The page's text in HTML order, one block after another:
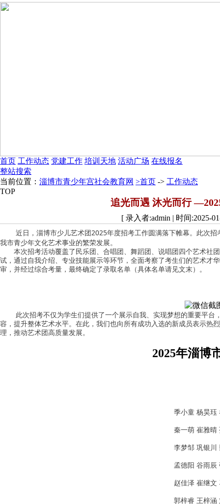
首页 工作动态 党建工作 培训天地 活动广场 在线报名
整站搜索
当前位置： 淄博市青少年宫社会教育网 >首页 -> 工作动态
TOP
追光而遇 沐光而行
[ 录入者:admin | 时间:2025-
近日，淄博市少儿艺术团2025年度招考工作圆满落下帷幕。此次招
我市青少年文化艺术事业的繁荣发展。
本次招考活动覆盖了民乐团、合唱团、舞蹈团、说唱团四个艺术社
试，通过自我介绍、专业技能展示等环节，全面考察了考生们的艺术才
审，并经过综合考量，最终确定了录取名单（具体名单请见文末）。
此次招考不仅为学生们提供了一个展示自我、实现梦想的重要平台
容，提升整体艺术水平。在此，我们也向所有成功入选的新成员表示热
理，推动艺术团高质量发展。
2025年淄博
季小童 杨昊珏
秦一萌 崔雅晴
李梦邹 巩银
孟德阳 谷雨辰
赵佳泽 崔继文
郭梓睿 王梓涵